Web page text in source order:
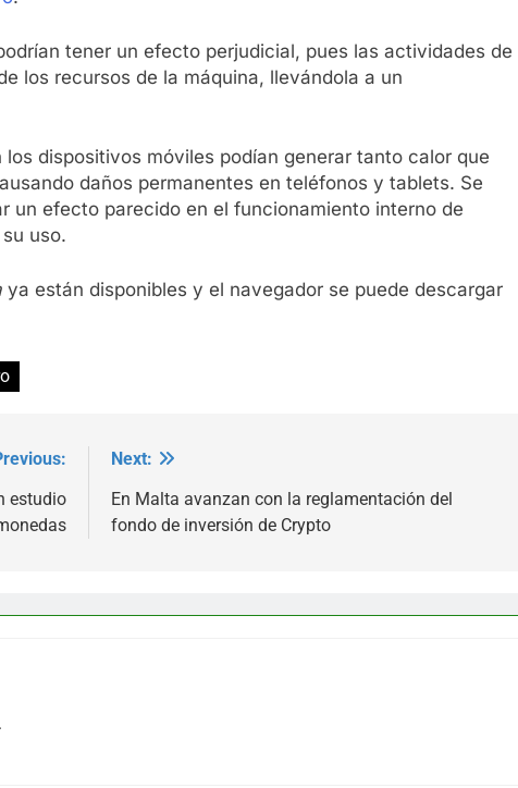
tener un efecto perjudicial, pues las actividades de
los recursos de la máquina, llevándola a un
dispositivos móviles podían generar tanto calor que
daños permanentes en teléfonos y tablets. Se
un efecto parecido en el funcionamiento interno de
uso.
ya están disponibles y el navegador se puede descargar
estudio
Next:
En Malta avanzan con la reglamentación del
fondo de inversión de Crypto